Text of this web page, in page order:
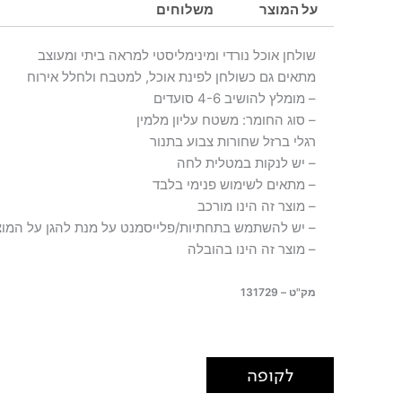
על המוצר משלוחים
שולחן אוכל נורדי ומינימליסטי למראה ביתי ומעוצב
מתאים גם כשולחן לפינת אוכל, למטבח ולחלל אירוח
– מומלץ להושיב 4-6 סועדים
– סוג החומר: משטח עליון מלמין
רגלי ברזל שחורות צבוע בתנור
– יש לנקות במטלית לחה
– מתאים לשימוש פנימי בלבד
– מוצר זה הינו מורכב
– יש להשתמש בתחתיות/פלייסמנט על מנת להגן על
– מוצר זה הינו בהובלה
מק"ט – 131729
לקופה